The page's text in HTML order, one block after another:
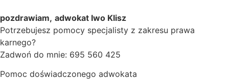
pozdrawiam, adwokat Iwo Klisz
Potrzebujesz pomocy specjalisty z zakresu prawa
karnego?
Zadwoń do mnie: 695 560 425
Pomoc doświadczonego adwokata